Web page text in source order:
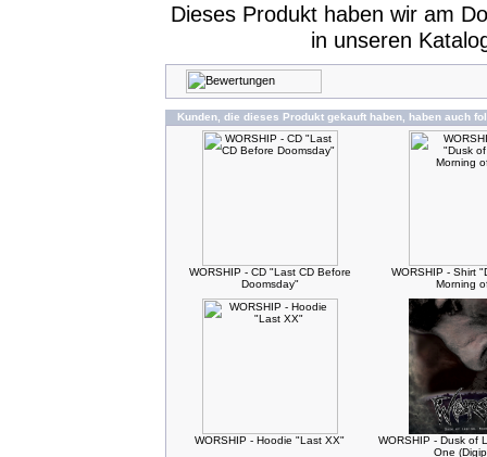
Dieses Produkt haben wir am
in unseren
Kunden, die dieses Produkt gekauft haben, haben auch
WORSHIP - CD "Last CD Before
Doomsday"
WORSHIP - Shirt
Morning
WORSHIP - Hoodie "Last XX"
WORSHIP - Dusk of
One